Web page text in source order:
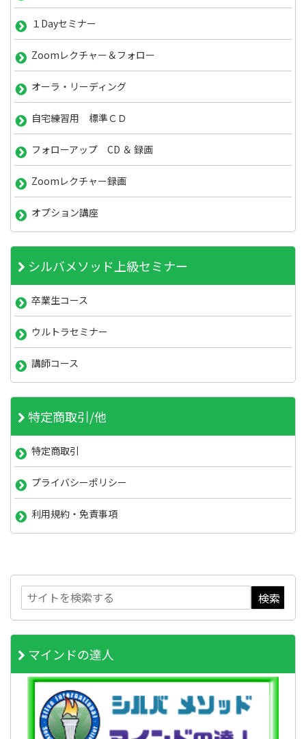
１Dayセミナー
Zoomレクチャー＆フォロー
オーラ・リーディング
自宅練習用 標準ＣＤ
フォローアップ CD ＆ 録画
Zoomレクチャー録画
オプション講座
シルバメソッド上級セミナー
卒業生コース
ウルトラセミナー
講師コース
特定商取引/他
特定商取引
プライバシーポリシー
利用規約・免責事項
マインドの達人